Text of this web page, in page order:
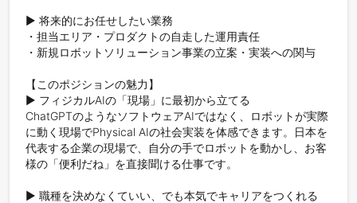
▶ 将来的にお任せしたい業務
・担当エリア・プロダクトの自走した運用責任
・新規ロボットソリューション事業の立案・実装への関与
【このポジションの魅力】
▶ フィジカルAIの「現場」に最初から立てる
ChatGPTのようなソフトウェアAIではなく、ロボットが実際
に動く現場でPhysical AIの社会実装を体感できます。日本を
代表する企業の現場で、自分の手でロボットを動かし、お客
様の「便利だね」を直接聞ける仕事です。
▶ 職種を決めなくていい、でも本気でキャリアをつくれる